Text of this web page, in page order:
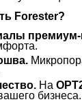
Forester?
премиум-
На
бизнеса.